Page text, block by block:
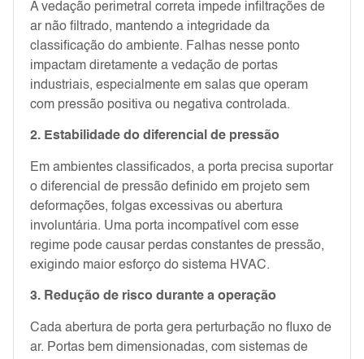
A vedação perimetral correta impede infiltrações de
ar não filtrado, mantendo a integridade da
classificação do ambiente. Falhas nesse ponto
impactam diretamente a vedação de portas
industriais, especialmente em salas que operam
com pressão positiva ou negativa controlada.
2. Estabilidade do diferencial de pressão
Em ambientes classificados, a porta precisa suportar
o diferencial de pressão definido em projeto sem
deformações, folgas excessivas ou abertura
involuntária. Uma porta incompatível com esse
regime pode causar perdas constantes de pressão,
exigindo maior esforço do sistema HVAC.
3. Redução de risco durante a operação
Cada abertura de porta gera perturbação no fluxo de
ar. Portas bem dimensionadas, com sistemas de